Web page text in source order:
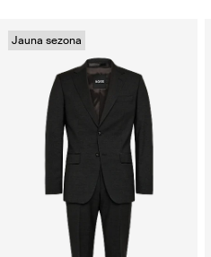
Jauna sezona